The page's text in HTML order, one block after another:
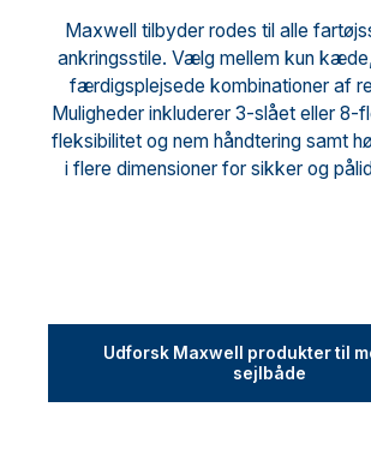
Maxwell tilbyder rodes til alle
ankringsstile. Vælg mellem kun
færdigsplejsede kombinationer af
Muligheder inkluderer 3-slået eller 8-
fleksibilitet og nem håndtering samt
i flere dimensioner for sikker og
Udforsk Maxwell produkter til
sejlbåde